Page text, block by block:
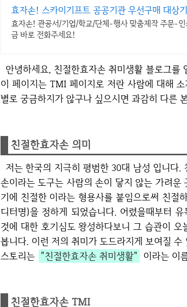
효자손! 스카이기프트 공공기관 우선구매 대상
효자손! 관공서/기업/학교/단체-행사 맞춤제작 주문-
금 바로 전화주세요!
안녕하세요, 친절한효자손 취미생활 블로그
이 페이지는 TMI 페이지로 저란 사람에 대해
별로 궁금하지가 않구나 싶으시면 과감히 다른
친절한효자손 의미
저는 한국의 지극히 평범한 30대 남성 입니다.
손이라는 도구는 사람의 손이 닿지 않는 가려
기에 친절한 이라는 형용사를 붙임으로써 친절
디터명)을 정하게 되었습니다. 어렸을때부터
것에 대한 호기심도 왕성하다보니 그 습관이
봅니다. 이런 저의 취미가 도드라지게 보여질
스토리는 "친절한효자손 취미생활" 이라는 이
친절한효자손 TMI